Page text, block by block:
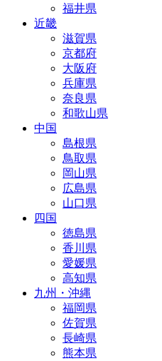
福井県
近畿
滋賀県
京都府
大阪府
兵庫県
奈良県
和歌山県
中国
島根県
鳥取県
岡山県
広島県
山口県
四国
徳島県
香川県
愛媛県
高知県
九州・沖縄
福岡県
佐賀県
長崎県
熊本県